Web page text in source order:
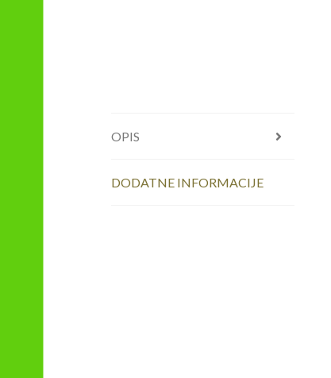
OPIS
DODATNE INFORMACIJE